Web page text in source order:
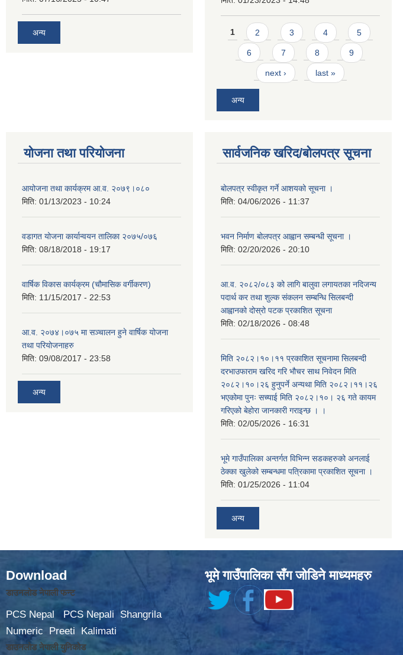
अन्य Pages
1 2 3 4 5
6 7 8 9
next › last »
अन्य
योजना तथा परियोजना
आयोजना तथा कार्यक्रम आ.व. २०७९।०८०
मिति: 01/13/2023 - 10:24
वडागत योजना कार्यान्वयन तालिका २०७५/०७६
मिति: 08/18/2018 - 19:17
वार्षिक विकास कार्यक्रम (चौमासिक वर्गीकरण)
मिति: 11/15/2017 - 22:53
आ.व. २०७४।०७५ मा सञ्चालन हुने वार्षिक योजना
तथा परियोजनाहरु
मिति: 09/08/2017 - 23:58
अन्य
सार्वजनिक खरिद/बोलपत्र सूचना
बोलपत्र स्वीकृत गर्ने आशयको सूचना ।
मिति: 04/06/2026 - 11:37
भवन निर्माण बोलपत्र आह्वान सम्बन्धी सूचना ।
मिति: 02/20/2026 - 20:10
आ.व. २०८२/०८३ को लागि बालुवा लगायतका नदिजन्य
पदार्थ कर तथा शुल्क संकलन सम्बन्धि सिलबन्दी
आह्वानको दोस्रो पटक प्रकाशित सूचना
मिति: 02/18/2026 - 08:48
मिति २०८२।१०।११ प्रकाशित सूचनामा सिलबन्दी
दरभाउफाराम खरिद गरि भौचर साथ निवेदन मिति
२०८२।१०।२६ हुनुपर्ने अन्यथा मिति २०८२।११।२६
भएकोमा पुनः सच्याई मिति २०८२।१०। २६ गते कायम
गरिएको बेहोरा जानकारी गराइन्छ । ।
मिति: 02/05/2026 - 16:31
भूमे गाउँपालिका अन्तर्गत विभिन्न सडकहरुको अनलाई
ठेक्का खुलेको सम्बन्धमा पत्रिकामा प्रकाशित सूचना ।
मिति: 01/25/2026 - 11:04
अन्य
Download
डाउनलोड नेपाली फन्ट
PCS Nepal PCS Nepali
Shangrila
Numeric
Preeti Kalimati
डाउनलोड नेपाली युनिकोड
भूमे गाउँपालिका सँग जोडिने माध्यमहरु